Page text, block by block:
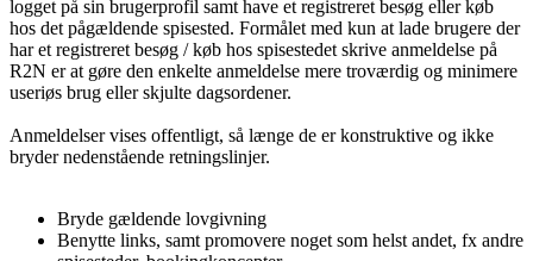
logget på sin brugerprofil samt have et registreret besøg eller køb
hos det pågældende spisested. Formålet med kun at lade brugere der
har et registreret besøg / køb hos spisestedet skrive anmeldelse på
R2N er at gøre den enkelte anmeldelse mere troværdig og minimere
useriøs brug eller skjulte dagsordener.
Anmeldelser vises offentligt, så længe de er konstruktive og ikke
bryder nedenstående retningslinjer.
Bryde gældende lovgivning
Benytte links, samt promovere noget som helst andet, fx andre